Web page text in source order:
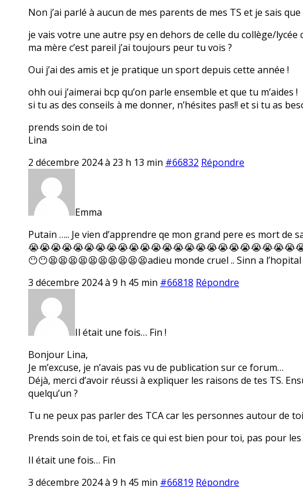
Non j’ai parlé à aucun de mes parents de mes TS et je sais
je vais votre une autre psy en dehors de celle du collège/
ma mère c’est pareil j’ai toujours peur tu vois ?
Oui j’ai des amis et je pratique un sport depuis cette année !
ohh oui j’aimerai bcp qu’on parle ensemble et que tu m’aides !
si tu as des conseils à me donner, n’hésites pas!! et si tu as
prends soin de toi
Lina
2 décembre 2024 à 23 h 13 min #66832 Répondre
Emma
Putain ….. Je vien d’apprendre qe mon grand pere es
😶😶😫😫😫😫😫😫😫😫😫😫adieu monde cruel .. Sinn a
3 décembre 2024 à 9 h 45 min #66818 Répondre
Il était une fois… Fin !
Bonjour Lina,
Je m’excuse, je n’avais pas vu de publication sur ce forum…
Déjà, merci d’avoir réussi à expliquer les raisons de tes TS.
quelqu’un ?
Tu ne peux pas parler des TCA car les personnes autour de
Prends soin de toi, et fais ce qui est bien pour toi, pas pour
Il était une fois… Fin
3 décembre 2024 à 9 h 45 min #66819 Répondre